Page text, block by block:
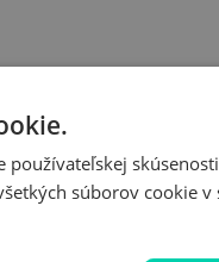
súborov cookie v